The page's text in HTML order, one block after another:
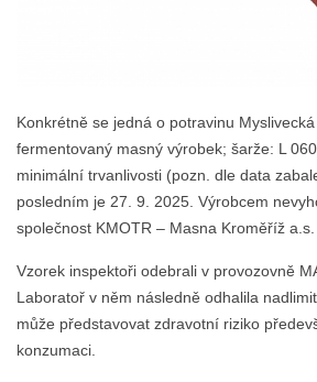
Konkrétně se jedná o potravinu Myslivecká
fermentovaný masný výrobek; šarže: L
minimální trvanlivosti (pozn. dle data
posledním je 27. 9. 2025. Výrobcem
společnost KMOTR – Masna Kroměříž a.s.
Vzorek inspektoři odebrali v provozovně
Laboratoř v něm následně odhalila
může představovat zdravotní riziko
konzumaci.